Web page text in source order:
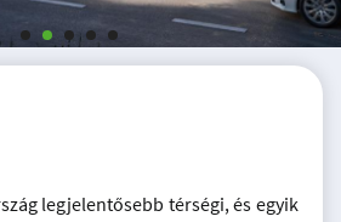
legjelentősebb térségi, és egyik